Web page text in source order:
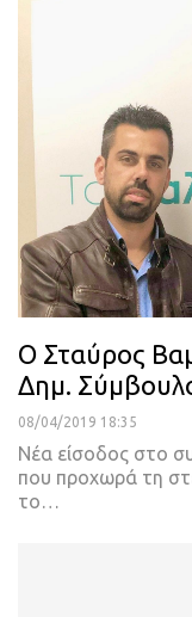
Ο Σταύρος
Δημ.
08/04/2019 18:35
Νέα είσοδος στο
που προχωρά τη
το